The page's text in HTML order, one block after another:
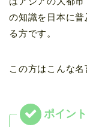
の知識を日本に
る方です。
この方はこんな名